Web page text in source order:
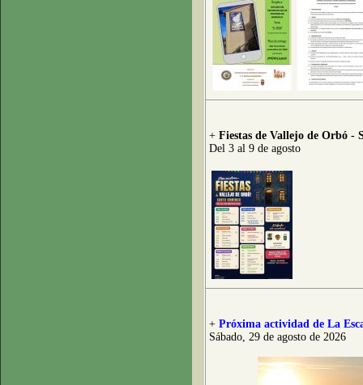
+ Fiestas de Vallejo de Orbó -
Del 3 al 9 de agosto
+ Próxima actividad de La
Sábado, 29 de agosto de 2026